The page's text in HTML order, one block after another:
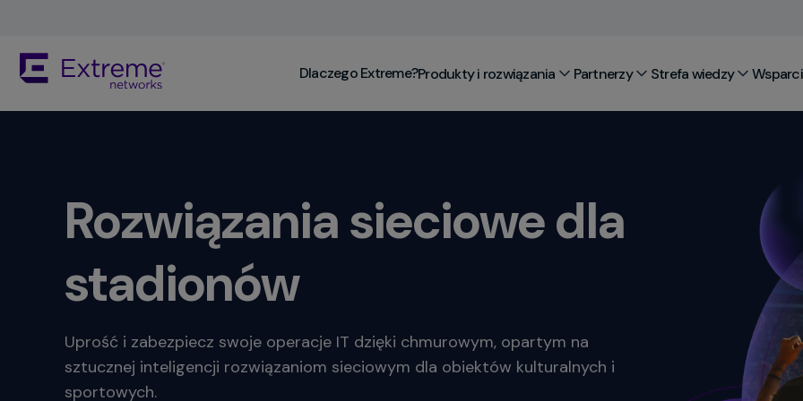
Content
arrow
keys,
escape,
and
commands.
Arrow
keys
Dlaczego Extreme?Produkty i rozwiązania Partnerzy Strefa wiedzy
Rozwiązania sieciowe dla
stadionów​
Uprość i zabezpiecz swoje operacje IT dzięki chmurowym, opartym na
sztucznej inteligencji rozwiązaniom sieciowym dla obiektów kulturalnych i
sportowych​.